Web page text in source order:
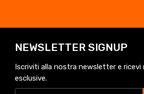
NEWSLETTER SIGNUP
Iscriviti alla nostra newsletter e
esclusive.